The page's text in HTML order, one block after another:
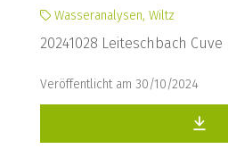
Wasseranalysen, Wiltz
20241028 Leiteschbach Cuve
Veröffentlicht am 30/10/2024